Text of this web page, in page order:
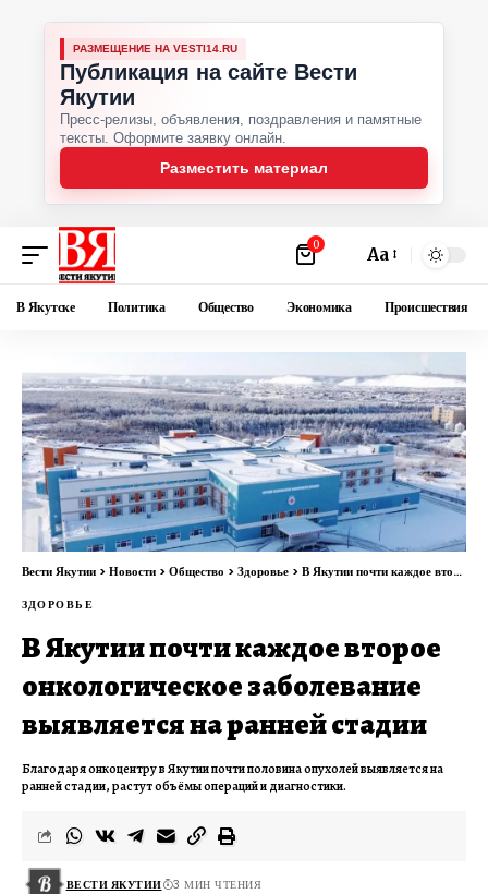
РАЗМЕЩЕНИЕ НА VESTI14.RU
Публикация на сайте Вести
Якутии
Пресс-релизы, объявления, поздравления и памятные
тексты. Оформите заявку онлайн.
Разместить материал
0 Аа
В Якутске Политика Общество Экономика Происшествия
Вести Якутии >Новости >Общество >Здоровье >В Якутии почти каждое второе онкологическое заболевание выявляется на ранней стадии
ЗДОРОВЬЕ
В Якутии почти каждое второе
онкологическое заболевание
выявляется на ранней стадии
Благодаря онкоцентру в Якутии почти половина опухолей выявляется на
ранней стадии, растут объёмы операций и диагностики.
ВЕСТИ ЯКУТИИ 3 МИН ЧТЕНИЯ